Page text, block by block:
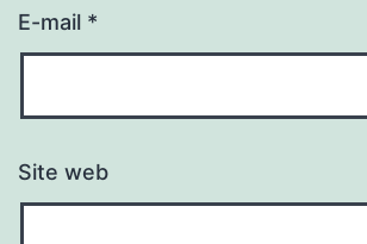
E-mail *
Site web